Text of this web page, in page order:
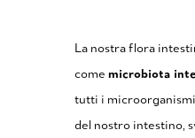
La nostra flora
come microbiota
tutti i
del nostro intestino,